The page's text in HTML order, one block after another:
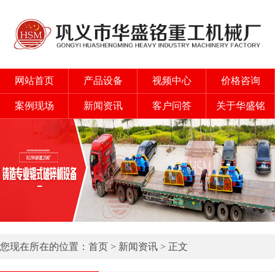
网站首页 产品设备 视频中心 价格咨询
案例现场 新闻资讯 客户问答 关于华盛铭
您现在所在的位置： 首页 > 新闻资讯 > 正文